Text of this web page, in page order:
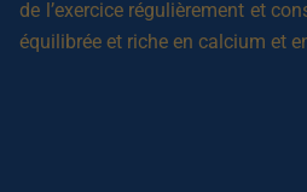
de l’exercice régulièrement et
équilibrée et riche en calcium et